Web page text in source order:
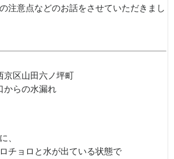
注意点などのお話をさせていただきまし
区山田六ノ坪町
らの水漏れ
、
チョロと水が出ている状態で